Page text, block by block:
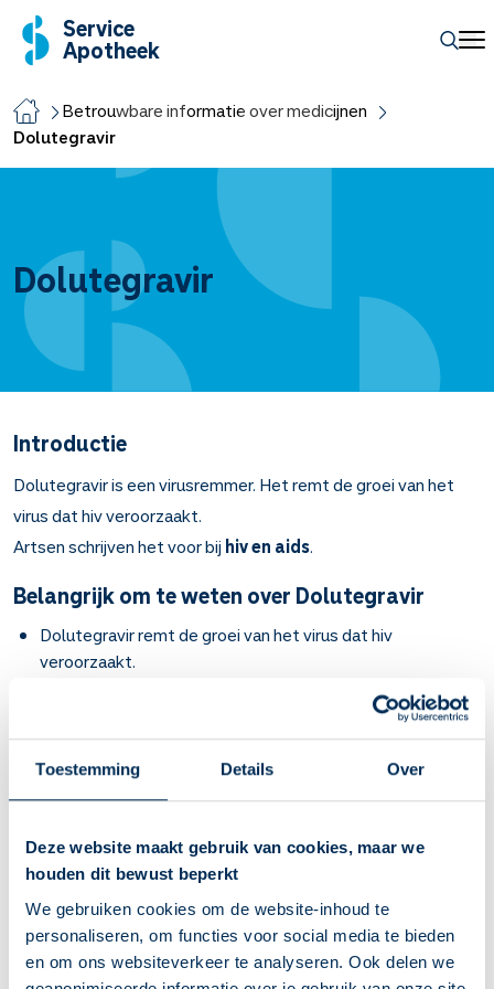
Toestemming Details Over
Deze website maakt gebruik van cookies, maar we
houden dit bewust beperkt
We gebruiken cookies om de website-inhoud te
personaliseren, om functies voor social media te bieden
en om ons websiteverkeer te analyseren. Ook delen we
Service
Apotheek
Betrouwbare informatie over medicijnen
Dolutegravir
Dolutegravir
Introductie
Dolutegravir is een virusremmer. Het remt de groei van het
virus dat hiv veroorzaakt.
Artsen schrijven het voor bij hiv en aids.
Belangrijk om te weten over Dolutegravir
Dolutegravir remt de groei van het virus dat hiv
veroorzaakt.
besmetting te voorkomen, altijd in combinatie met
andere hiv-medicijnen.
Een behandeling duurt levenslang. Als het virus
ongevoelig wordt, krijgt u een andere combinatie van hiv-
Slik de tabletten heel door met een half glas water.
De oplostabletten (dispergeerbare tabletten) mag u ook
eerst uiteen laten vallen in een glas water.
Kies vaste tijdstippen, dan vergeet u minder snel een
dosis. Vraag aan uw behandelaar een slikschema voor uw